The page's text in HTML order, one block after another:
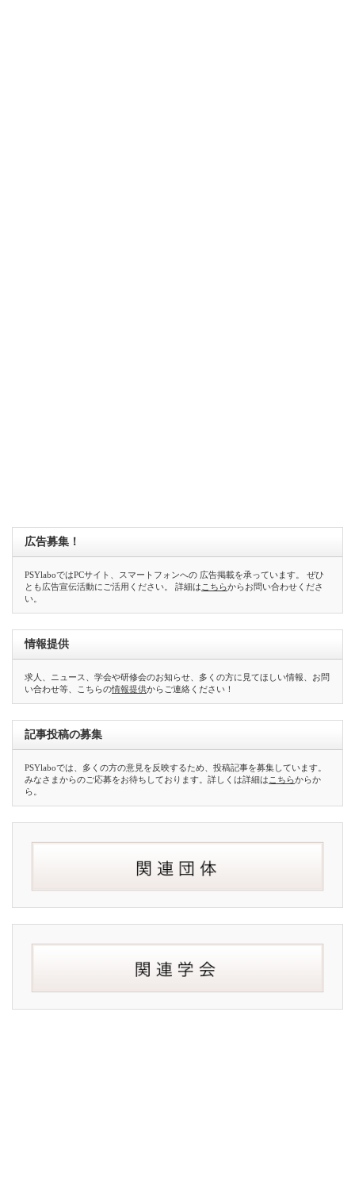
広告募集！
PSYlaboではPCサイト、スマートフォンへの 広告掲載を承っています。 ぜひ
とも広告宣伝活動にご活用ください。 詳細は こちらからお問い合わせくださ
い。
情報提供
求人、ニュース、学会や研修会のお知らせ、多くの方に見てほしい情報、お問
い合わせ等、こちらの情報提供からご連絡ください！
記事投稿の募集
PSYlaboでは、多くの方の意見を反映するため、投稿記事を募集しています。
みなさまからのご応募をお待ちしております。詳しくは詳細は こちらからか
ら。